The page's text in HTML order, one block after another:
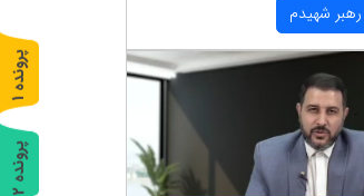
رهبر شهیدم
پ
ر
و
ن
د
ه
1
پ
ر
و
ن
د
ه
2